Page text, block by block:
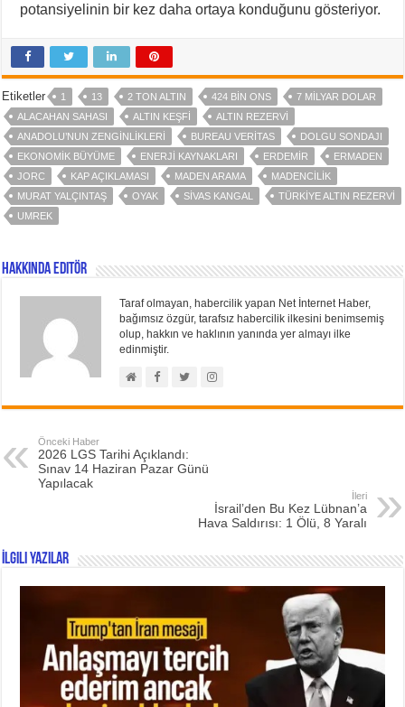
potansiyelinin bir kez daha ortaya konduğunu gösteriyor.
Etiketler 1 13 2 TON ALTIN 424 BIN ONS
7 MILYAR DOLAR
ALACAHAN SAHASI
ALTIN KEŞFI
ALTIN REZERVI
ANADOLU’NUN ZENGINLIKLERI
BUREAU VERITAS
DOLGU SONDAJI
EKONOMIK BÜYÜME
ENERJI KAYNAKLARI ERDEMIR
ERMADEN
JORC
KAP AÇIKLAMASI MADEN ARAMA
MADENCILIK
MURAT YALÇINTAŞ
OYAK SIVAS KANGAL
TÜRKIYE ALTIN REZERVI
UMREK
Hakkında Editör
Taraf olmayan, habercilik yapan Net İnternet Haber,
bağımsız özgür, tarafsız habercilik ilkesini benimsemiş
olup, hakkın ve haklının yanında yer almayı ilke
edinmiştir.
Önceki Haber
2026 LGS Tarihi Açıklandı:
Sınav 14 Haziran Pazar Günü
Yapılacak
İleri
İsrail’den Bu Kez Lübnan’a
Hava Saldırısı: 1 Ölü, 8 Yaralı
İlgili Yazılar